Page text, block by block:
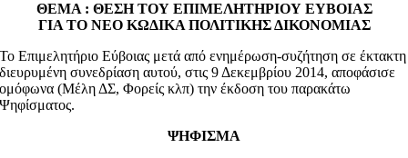
ΘΕΜΑ : ΘΕΣΗ ΤΟΥ ΕΠΙΜΕΛΗΤΗΡΙΟΥ ΕΥΒΟΙΑΣ
ΓΙΑ ΤΟ ΝΕΟ ΚΩΔΙΚΑ ΠΟΛΙΤΙΚΗΣ ΔΙΚΟΝΟΜΙΑΣ
Το Επιμελητήριο Εύβοιας μετά από ενημέρωση-συζήτηση σε έκτακτη
διευρυμένη συνεδρίαση αυτού, στις 9 Δεκεμβρίου 2014, αποφάσισε
ομόφωνα (Μέλη ΔΣ, Φορείς κλπ) την έκδοση του παρακάτω
Ψηφίσματος.
ΨΗΦΙΣΜΑ